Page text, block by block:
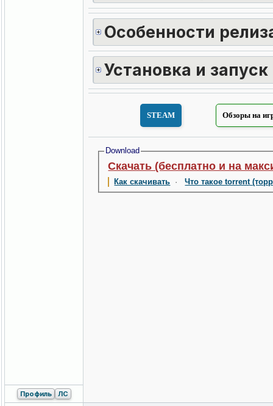
Особенности
Установка и запуск
STEAM Обзоры на
Download
Скачать (бесплатно и на
Как скачивать ·Что такое torrent
Профиль ЛС